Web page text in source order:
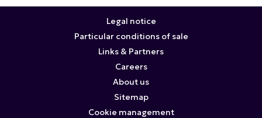
Legal notice
Particular conditions of sale
Links & Partners
Careers
About us
Sitemap
Cookie management